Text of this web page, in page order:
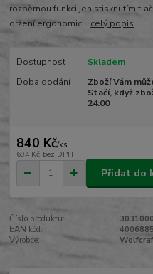
rozpěrnou funkci jen stisknutím
držení ergonomic... celý popis
Dostupnost
Skladem
Doba dodání
Zboží Vám
Stačí, když
24:00
840 Kč/ks
694 Kč bez DPH
Přidat do
Číslo produktu:
3031000
EAN kód:
Výrobce: